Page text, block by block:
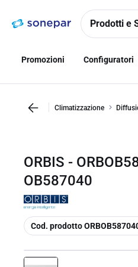
navigazionealla
Prodotti e
Promozioni Configuratori
Climatizzazione
ORBIS -
OB587040
copia
Cod. prodotto